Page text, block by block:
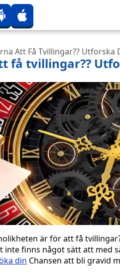
Att Få Tvillingar??
få tvillingar??
är för att få
inte finns något sätt att
din Chansen att bli gravid